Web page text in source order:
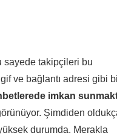
sayede takipçileri bu
ve bağlantı adresi gibi
imkan
Şimdiden
durumda. Merakla